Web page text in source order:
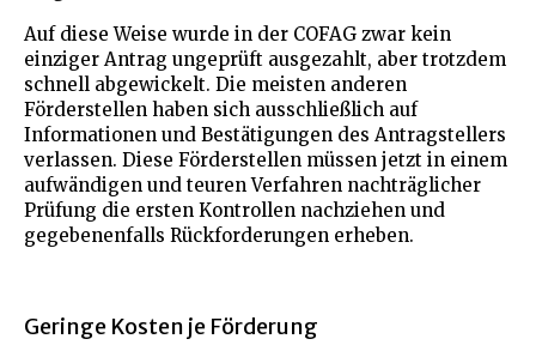
Auf diese Weise wurde in der COFAG zwar kein
einziger Antrag ungeprüft ausgezahlt, aber trotzdem
schnell abgewickelt. Die meisten anderen
Förderstellen haben sich ausschließlich auf
Informationen und Bestätigungen des Antragstellers
verlassen. Diese Förderstellen müssen jetzt in einem
aufwändigen und teuren Verfahren nachträglicher
Prüfung die ersten Kontrollen nachziehen und
gegebenenfalls Rückforderungen erheben.
Geringe Kosten je Förderung